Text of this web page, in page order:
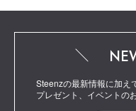
Steenzの最新情報に加え
プレゼント、イベントの